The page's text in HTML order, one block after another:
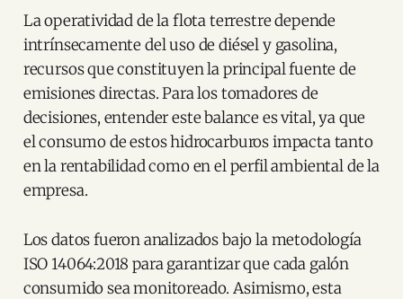
La operatividad de la flota terrestre depende
intrínsecamente del uso de diésel y gasolina,
recursos que constituyen la principal fuente de
emisiones directas. Para los tomadores de
decisiones, entender este balance es vital, ya que
el consumo de estos hidrocarburos impacta tanto
en la rentabilidad como en el perfil ambiental de la
empresa.
Los datos fueron analizados bajo la metodología
ISO 14064:2018 para garantizar que cada galón
consumido sea monitoreado. Asimismo, esta